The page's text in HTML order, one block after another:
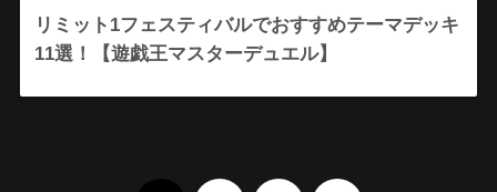
リミット1フェスティバルでおすすめテーマデッキ
11選！【遊戯王マスターデュエル】